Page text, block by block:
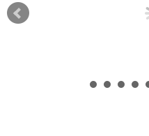
6082 Sudadera Bomberos